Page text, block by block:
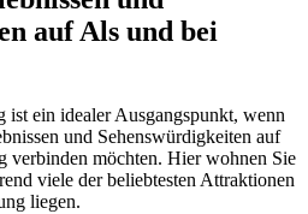
auf Als und bei
ist ein idealer Ausgangspunkt, wenn
und Sehenswürdigkeiten auf
verbinden möchten. Hier wohnen Sie
viele der beliebtesten Attraktionen
liegen.